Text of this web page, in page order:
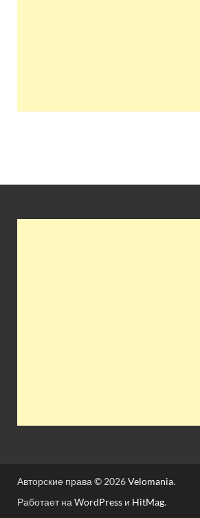
Авторские права © 2026Velomania.
Работает на WordPress и HitMag.